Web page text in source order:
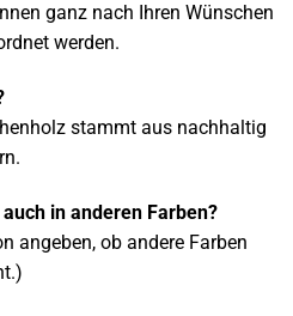
ganz nach Ihren Wünschen
werden.
stammt aus nachhaltig
in anderen Farben?
angeben, ob andere Farben